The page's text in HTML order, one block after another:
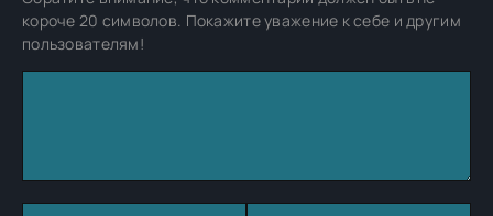
короче 20 символов. Покажите уважение к себе и другим
пользователям!